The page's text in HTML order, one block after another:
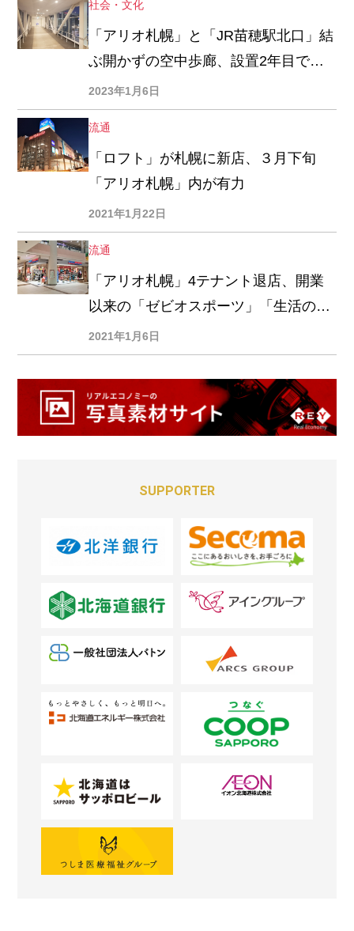
社会・文化
「アリオ札幌」と「JR苗穂駅北口」結
ぶ開かずの空中歩廊、設置2年目でよ
うやく全通
2023年1月6日
流通
「ロフト」が札幌に新店、３月下旬
「アリオ札幌」内が有力
2021年1月22日
流通
「アリオ札幌」4テナント退店、開業
以来の「ゼビオスポーツ」「生活の
木」など
2021年1月6日
SUPPORTER